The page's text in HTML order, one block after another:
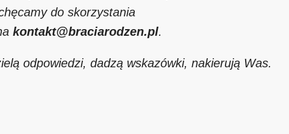
do skorzystania
kontakt@braciarodzen.pl.
odpowiedzi, dadzą wskazówki, nakierują Was.